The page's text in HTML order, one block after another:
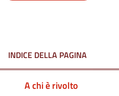
INDICE DELLA PAGINA
A chi è rivolto